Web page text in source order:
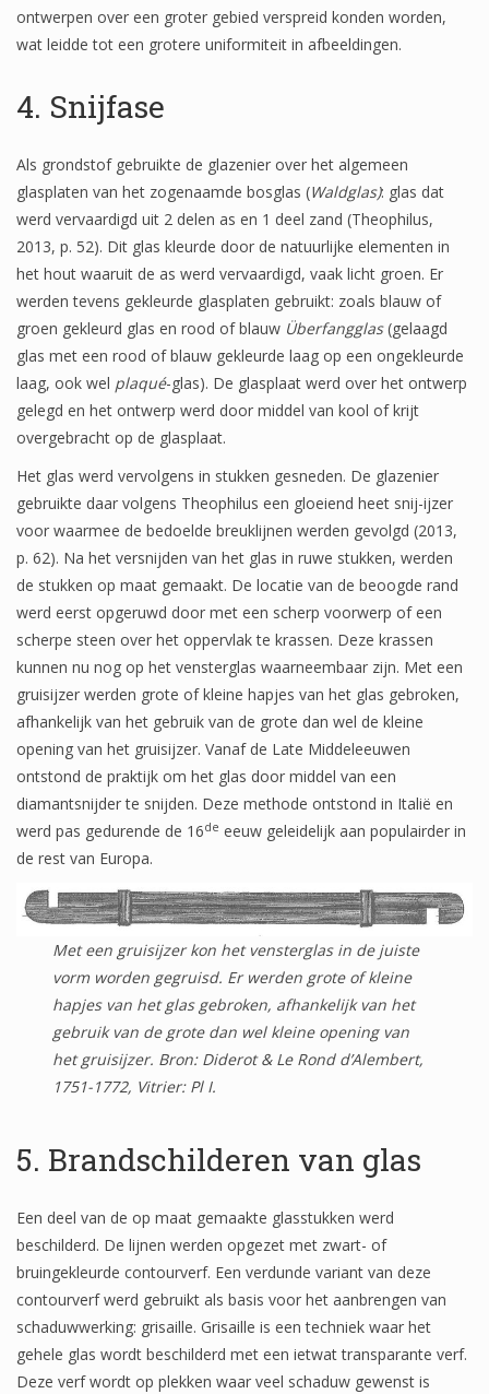
ontwerpen over een groter gebied verspreid konden worden,
wat leidde tot een grotere uniformiteit in afbeeldingen.
4. Snijfase
Als grondstof gebruikte de glazenier over het algemeen
glasplaten van het zogenaamde bosglas (Waldglas): glas dat
werd vervaardigd uit 2 delen as en 1 deel zand (Theophilus,
2013, p. 52). Dit glas kleurde door de natuurlijke elementen in
het hout waaruit de as werd vervaardigd, vaak licht groen. Er
werden tevens gekleurde glasplaten gebruikt: zoals blauw of
groen gekleurd glas en rood of blauw Überfangglas(gelaagd
glas met een rood of blauw gekleurde laag op een ongekleurde
laag, ook wel plaqué-glas). De glasplaat werd over het ontwerp
gelegd en het ontwerp werd door middel van kool of krijt
overgebracht op de glasplaat.
Het glas werd vervolgens in stukken gesneden. De glazenier
gebruikte daar volgens Theophilus een gloeiend heet snij-ijzer
voor waarmee de bedoelde breuklijnen werden gevolgd (2013,
p. 62). Na het versnijden van het glas in ruwe stukken, werden
de stukken op maat gemaakt. De locatie van de beoogde rand
werd eerst opgeruwd door met een scherp voorwerp of een
scherpe steen over het oppervlak te krassen. Deze krassen
kunnen nu nog op het vensterglas waarneembaar zijn. Met een
gruisijzer werden grote of kleine hapjes van het glas gebroken,
afhankelijk van het gebruik van de grote dan wel de kleine
opening van het gruisijzer. Vanaf de Late Middeleeuwen
ontstond de praktijk om het glas door middel van een
diamantsnijder te snijden. Deze methode ontstond in Italië en
werd pas gedurende de 16de eeuw geleidelijk aan populairder in
de rest van Europa.
Met een gruisijzer kon het vensterglas in de juiste
vorm worden gegruisd. Er werden grote of kleine
hapjes van het glas gebroken, afhankelijk van het
gebruik van de grote dan wel kleine opening van
het gruisijzer. Bron: Diderot & Le Rond d’Alembert,
1751-1772, Vitrier: Pl I.
5. Brandschilderen van glas
Een deel van de op maat gemaakte glasstukken werd
beschilderd. De lijnen werden opgezet met zwart- of
bruingekleurde contourverf. Een verdunde variant van deze
contourverf werd gebruikt als basis voor het aanbrengen van
schaduwwerking: grisaille. Grisaille is een techniek waar het
gehele glas wordt beschilderd met een ietwat transparante verf.
Deze verf wordt op plekken waar veel schaduw gewenst is